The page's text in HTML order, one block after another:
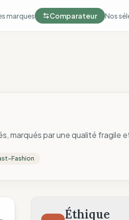
marques Comparateur Nos
marqués par une qualité fragile
Fashion
Éthique